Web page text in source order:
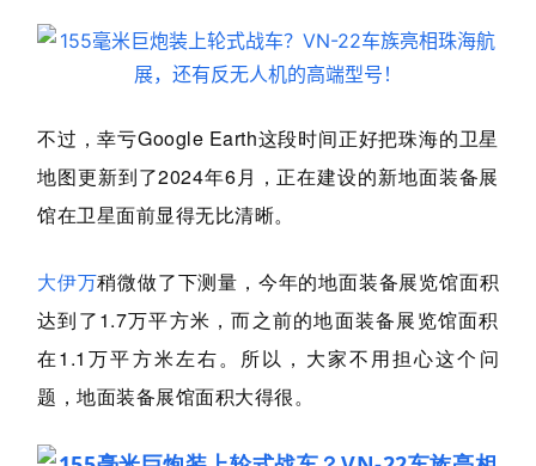
不过，幸亏Google Earth这段时间正好把珠海的卫星
地图更新到了2024年6月，正在建设的新地面装备展
馆在卫星面前显得无比清晰。
大伊万稍微做了下测量，今年的地面装备展览馆面积
达到了1.7万平方米，而之前的地面装备展览馆面积
在1.1万平方米左右。所以，大家不用担心这个问
题，地面装备展馆面积大得很。